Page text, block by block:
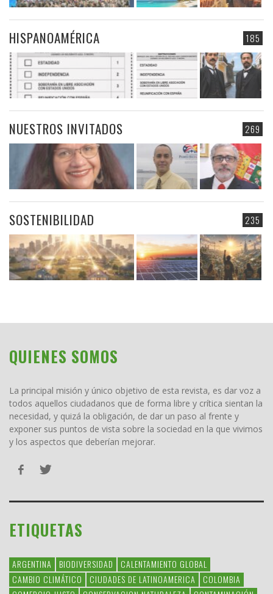
185
HISPANOAMÉRICA
269
NUESTROS INVITADOS
235
SOSTENIBILIDAD
QUIENES SOMOS
La principal misión y único objetivo de esta revista, es dar voz a
todos aquellos ciudadanos que de forma libre y crítica sientan la
necesidad, y quizá la obligación, de dar un paso al frente y
exponer sus puntos de vista sobre la sociedad en la que vivimos
y los aspectos que deberían mejorar.
ETIQUETAS
ARGENTINA BIODIVERSIDAD
CALENTAMIENTO GLOBAL
CAMBIO CLIMÁTICO
CIUDADES DE LATINOAMERICA
COLOMBIA